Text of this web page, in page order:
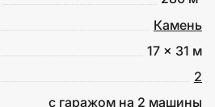
Камень
17 x 31 м
2
с гаражом на 2 машины